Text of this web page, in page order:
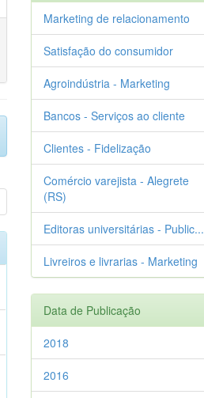
Marketing de relacionamento
Satisfação do consumidor
Agroindústria - Marketing
Bancos - Serviços ao cliente
Clientes - Fidelização
Comércio varejista - Alegrete
(RS)
Editoras universitárias - Public...
Livreiros e livrarias - Marketing
Data de Publicação
2018
2016